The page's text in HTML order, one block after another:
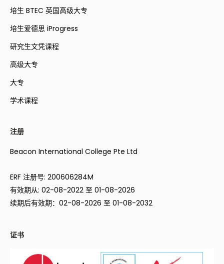
培生 BTEC 英国高级大专
培生爱德思 iProgress
研究生文凭课程
高级大专
大专
学术课程
注册
Beacon International College Pte Ltd
ERF 注册号: 200606284M
有效期从: 02-08-2022 至 01-08-2026
续期后有效期：02-08-2026 至 01-08-2032
证书